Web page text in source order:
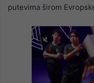
putevima širom